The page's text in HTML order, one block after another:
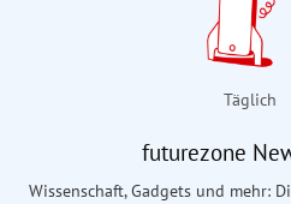
Täglich
futurezone
Wissenschaft, Gadgets und mehr: